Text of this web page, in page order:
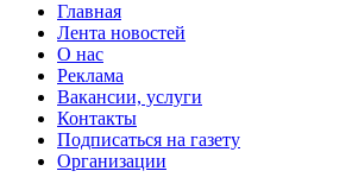
Главная
Лента новостей
О нас
Реклама
Вакансии, услуги
Контакты
Подписаться на газету
Организации